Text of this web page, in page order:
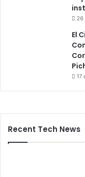
26
El
17
Recent Tech News